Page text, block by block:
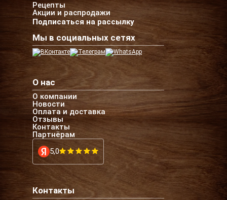
Рецепты
Акции и распродажи
Подписаться на рассылку
Мы в социальных сетях
О нас
О компании
Новости
Оплата и доставка
Отзывы
Контакты
Партнёрам
5,0
Контакты